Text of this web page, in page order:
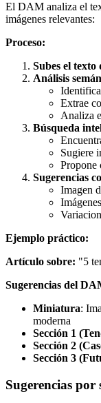
El DAM analiza el
imágenes relevantes:
Proceso:
Subes el
Análisis
Extrae
Analiza
Búsqueda
Sugiere
Propone
Sugerencias
Imagen
Ejemplo práctico:
Artículo sobre: "5
Sugerencias del
Miniatura:
moderna
Sección 1
Sección 2
Sección 3
Sugerencias por